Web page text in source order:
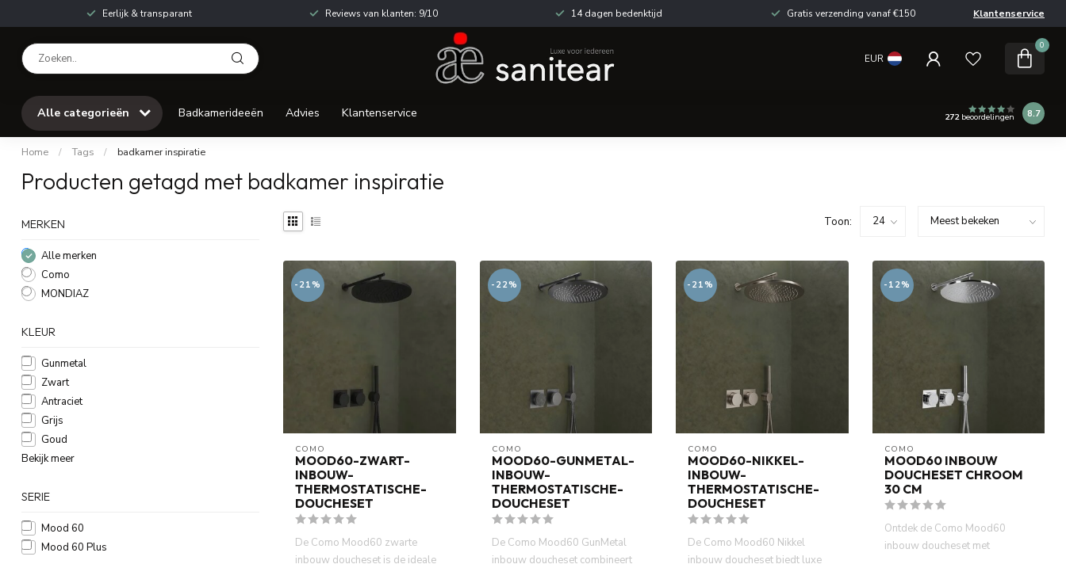
Eerlijk & transparant Reviews van klanten: 9/10 14 dagen bedenktijd Gratis verzending vanaf €150 Klantenservice
EUR
0
Alle categorieën Badkamerideeën Advies Klantenservice 272beoordelingen 8.7
Home / Tags / badkamer inspiratie
Producten getagd met badkamer inspiratie
MERKEN
Alle merken
Como
MONDIAZ
KLEUR
Gunmetal
Zwart
Antraciet
Grijs
Goud
Bekijk meer
SERIE
Mood 60
Mood 60 Plus
Toon:
-21%
COMO
MOOD60-ZWART-
INBOUW-
THERMOSTATISCHE-
DOUCHESET
De Como Mood60 zwarte
inbouw doucheset is de ideale
-22%
COMO
MOOD60-GUNMETAL-
INBOUW-
THERMOSTATISCHE-
DOUCHESET
De Como Mood60 GunMetal
inbouw doucheset combineert
-21%
COMO
MOOD60-NIKKEL-
INBOUW-
THERMOSTATISCHE-
DOUCHESET
De Como Mood60 Nikkel
inbouw doucheset biedt luxe
-12%
COMO
MOOD60 INBOUW
DOUCHESET CHROOM
30 CM
Ontdek de Como Mood60
inbouw doucheset met